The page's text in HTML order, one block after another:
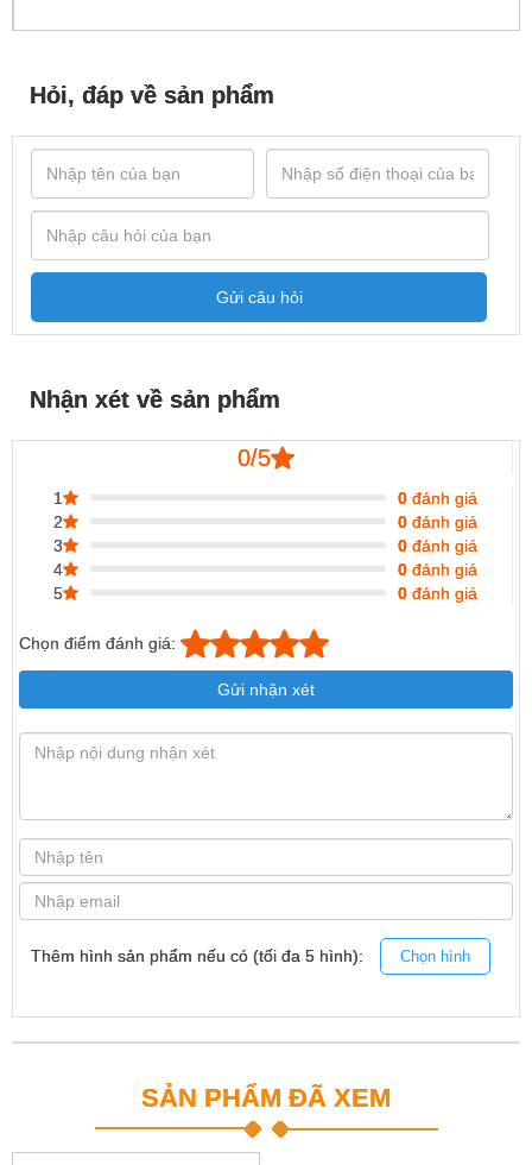
Hỏi, đáp về sản phẩm
Gửi câu hỏi
Nhận xét về sản phẩm
0/5
1 0 đánh giá
2
0 đánh giá
3
0 đánh giá
4
0 đánh giá
5
0 đánh giá
Chọn điểm đánh giá:
Gửi nhận xét
Thêm hình sản phẩm nếu có (tối đa 5 hình): Chọn hình
SẢN PHẨM ĐÃ XEM